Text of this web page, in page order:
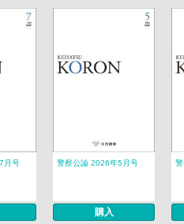
月号 警察公論 2026年5月号
購入